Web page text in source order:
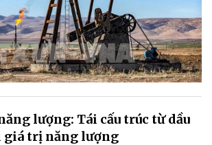
lượng: Tái cấu trúc từ dầu
giá trị năng lượng